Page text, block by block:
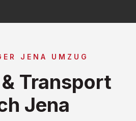
JENA UMZUG
Transport
Jena